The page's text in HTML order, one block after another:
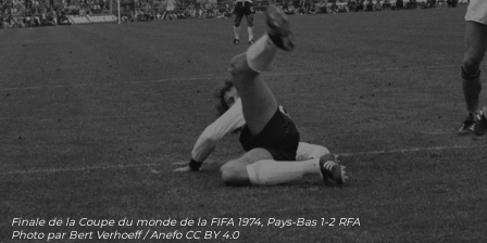
Finale de la Coupe du monde de la FIFA 1974, Pays-Bas 1-2 RFA
Photopar Bert Verhoeff / Anefo CC BY 4.0